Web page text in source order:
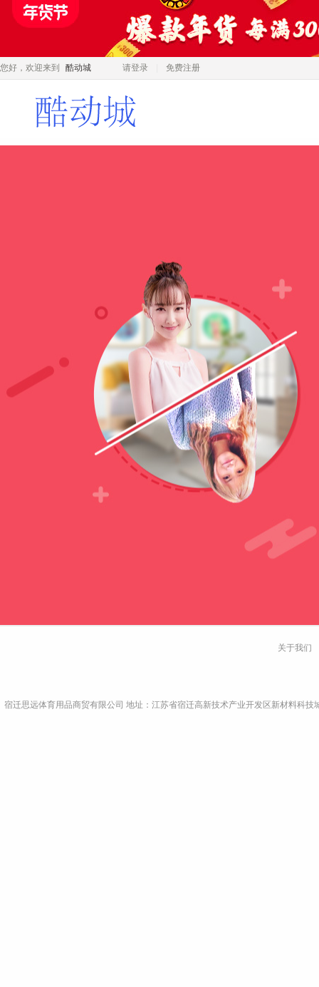
您好，欢迎来到 酷动城 请登录 免费注册
关于我们
宿迁思远体育用品商贸有限公司 地址：江苏省宿迁高新技术产业开发区新材料科